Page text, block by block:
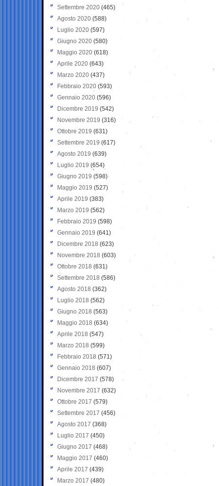
Settembre 2020(465)
Agosto 2020 (588)
Luglio 2020 (597)
Giugno 2020 (580)
Maggio 2020 (618)
Aprile 2020 (643)
Marzo 2020 (437)
Febbraio 2020 (593)
Gennaio 2020 (596)
Dicembre 2019 (542)
Novembre 2019 (316)
Ottobre 2019 (631)
Settembre 2019 (617)
Agosto 2019 (639)
Luglio 2019 (654)
Giugno 2019 (598)
Maggio 2019 (527)
Aprile 2019 (383)
Marzo 2019 (562)
Febbraio 2019 (598)
Gennaio 2019 (641)
Dicembre 2018 (623)
Novembre 2018 (603)
Ottobre 2018 (631)
Settembre 2018 (586)
Agosto 2018 (362)
Luglio 2018 (562)
Giugno 2018 (563)
Maggio 2018 (634)
Aprile 2018 (547)
Marzo 2018 (599)
Febbraio 2018 (571)
Gennaio 2018 (607)
Dicembre 2017 (578)
Novembre 2017 (632)
Ottobre 2017 (579)
Settembre 2017 (456)
Agosto 2017 (368)
Luglio 2017 (450)
Giugno 2017 (468)
Maggio 2017 (460)
Aprile 2017 (439)
Marzo 2017 (480)